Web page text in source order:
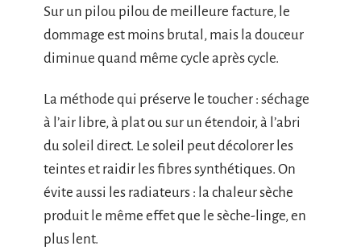
Sur un pilou pilou de meilleure facture, le
dommage est moins brutal, mais la douceur
diminue quand même cycle après cycle.
La méthode qui préserve le toucher : séchage
à l’air libre, à plat ou sur un étendoir, à l’abri
du soleil direct. Le soleil peut décolorer les
teintes et raidir les fibres synthétiques. On
évite aussi les radiateurs : la chaleur sèche
produit le même effet que le sèche-linge, en
plus lent.